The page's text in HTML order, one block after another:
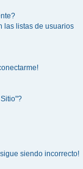
las listas de usuarios
siendo incorrecto!